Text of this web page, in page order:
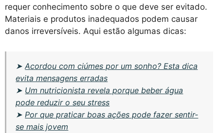
requer conhecimento sobre o que deve ser evitado.
Materiais e produtos inadequados podem causar
danos irreversíveis. Aqui estão algumas dicas:
➤Acordou com ciúmes por um sonho? Esta dica
evita mensagens erradas
➤ Um nutricionista revela porque beber água
pode reduzir o seu stress
➤ Por que praticar boas ações pode fazer sentir-
se mais jovem